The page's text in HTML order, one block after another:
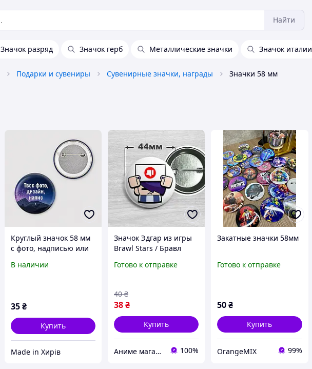
Найти
Значок разряд Значок герб Металлические значки Значок италии
Подарки и сувениры Сувенирные значки, награды Значки 58 мм
Круглый значок 58 мм
с фото, надписью или
дизайном
В наличии
35₴
Купить
Made in Хирів
Значок Эдгар из игры
Brawl Stars / Бравл
Готово к отправке
38₴
40 ₴
Купить
Аниме магазин Anikoneko 100%
Закатные значки 58мм
Готово к отправке
50₴
Купить
OrangeMIX 99%